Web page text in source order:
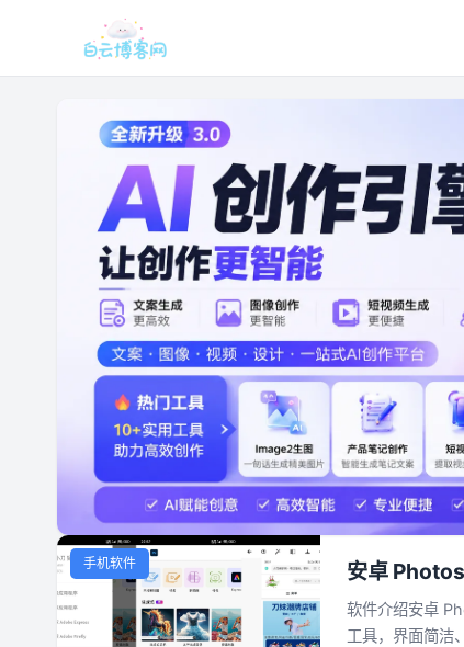
手机软件
安卓
量化图片编
软件介绍安卓
工具，界面简洁